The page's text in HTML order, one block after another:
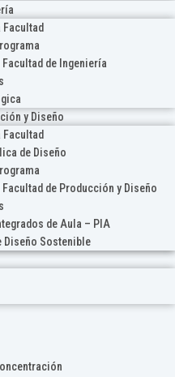
de Ingeniería
y Diseño
de Diseño
de Producción y Diseño
de Aula – PIA
Diseño Sostenible